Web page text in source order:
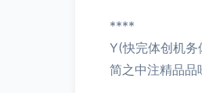
****
Y(快完体创机务
简之中注精品品